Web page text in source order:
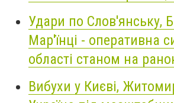
Удари по Слов'янську,
Мар'їнці - оперативна
області станом на
Вибухи у Києві,